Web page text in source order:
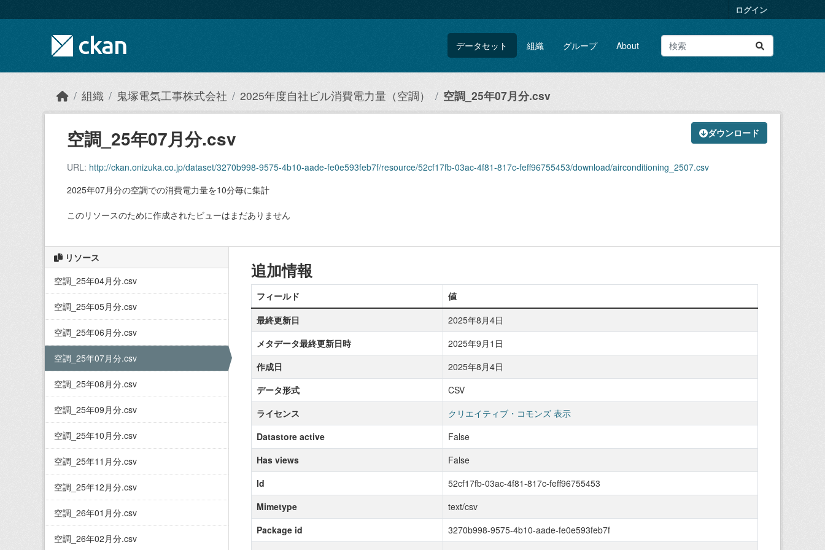
ログイン
データセット 組織 グループ About
組織 鬼塚電気工事株式会社 2025年度自社ビル消費電力量（空調） 空調_25年07月分.csv
ダウンロード
空調_25年07月分.csv
URL: http://ckan.onizuka.co.jp/dataset/3270b998-9575-4b10-aade-fe0e593feb7f/resource/52cf17fb-03ac-4f81-817c-feff96755453/download/airconditioning_2507.csv
2025年07月分の空調での消費電力量を10分毎に集計
このリソースのために作成されたビューはまだありません
リソース
空調_25年04月分.csv
空調_25年05月分.csv
空調_25年06月分.csv
空調_25年07月分.csv
空調_25年08月分.csv
空調_25年09月分.csv
空調_25年10月分.csv
空調_25年11月分.csv
空調_25年12月分.csv
空調_26年01月分.csv
空調_26年02月分.csv
追加情報
フィールド
値
最終更新日
2025年8月4日
メタデータ最終更新日時
2025年9月1日
作成日
2025年8月4日
データ形式
CSV
ライセンス
クリエイティブ・コモンズ 表示
Datastore active
False
Has views
False
Id
52cf17fb-03ac-4f81-817c-feff96755453
Mimetype
text/csv
Package id
3270b998-9575-4b10-aade-fe0e593feb7f